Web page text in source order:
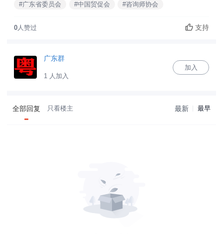
#广东省委员会 #中国贸促会 #咨询师协会
0 人赞过 支持
广东群
1 人加入
加入
全部回复 只看楼主 最新 最早